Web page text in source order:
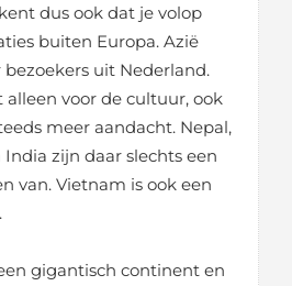
dus ook dat je volop
buiten Europa. Azië
uit Nederland.
voor de cultuur, ook
meer aandacht. Nepal,
zijn daar slechts een
van. Vietnam is ook een
gigantisch continent en